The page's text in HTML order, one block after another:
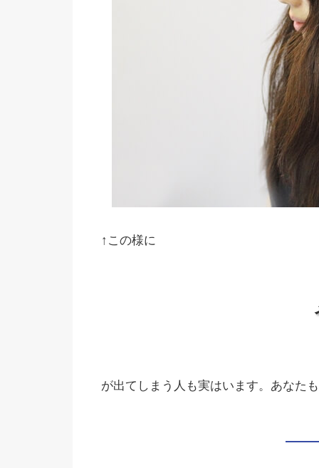
↑この様に
が出てしまう人も実はいます。あなた